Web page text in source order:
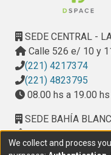
SEDE CENTRAL -
Calle 526 e/ 10 y
(221) 4217374
(221) 4823795
08.00 hs a 19.00 hs
SEDE BAHÍA
Calle Ciudad de
Provincial del
We collect and process